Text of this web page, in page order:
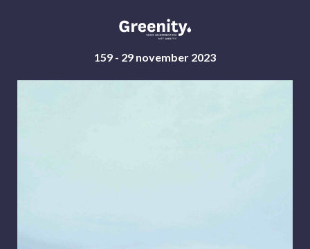
159 - 29 november 2023